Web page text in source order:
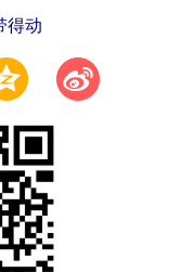
得动